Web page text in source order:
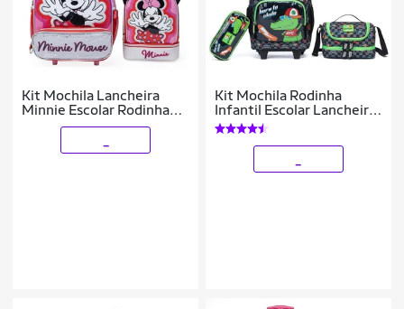
Kit Mochila Lancheira
Minnie Escolar Rodinha
Disney Feminina
Kit Mochila Rodinha
Infantil Escolar Lancheira
Térmica Estojo 20 Litros
Dinossauro Resistente